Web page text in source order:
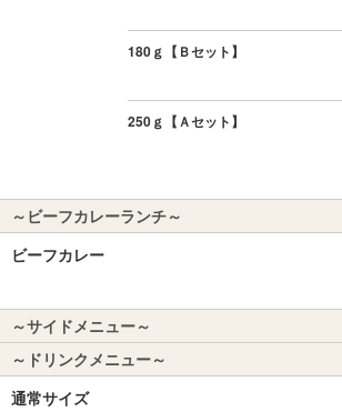
180ｇ【Ｂセット】
250ｇ【Ａセット】
～ビーフカレーランチ～
ビーフカレー
～サイドメニュー～
～ドリンクメニュー～
通常サイズ